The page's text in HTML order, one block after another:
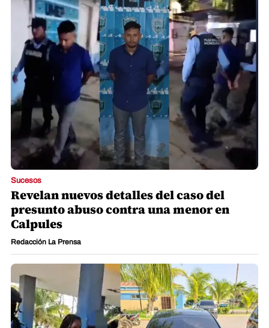
Sucesos
Revelan nuevos detalles del caso del
presunto abuso contra una menor en
Calpules
Redacción La Prensa